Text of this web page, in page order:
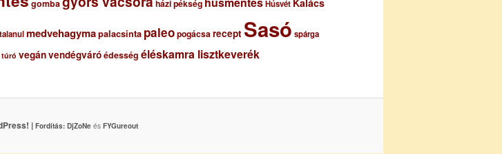
gomba házi pékség Húsvét
medvehagymapalacsinta paleopogácsarecept Sasó spárga
túró vegánvendégváróédesség éléskamra lisztkeverék
| Fordítás: DjZoNeés FYGureout